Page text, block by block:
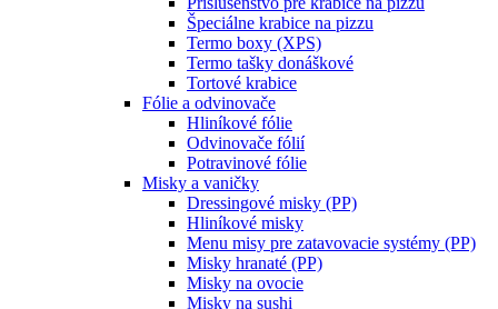
Špeciálne krabice na pizzu
Termo boxy (XPS)
Termo tašky donáškové
Tortové krabice
Fólie a odvinovače
Hliníkové fólie
Odvinovače fólií
Potravinové fólie
Misky a vaničky
Dressingové misky (PP)
Hliníkové misky
Menu misy pre zatavovacie systémy (PP)
Misky hranaté (PP)
Misky na ovocie
Misky na sushi